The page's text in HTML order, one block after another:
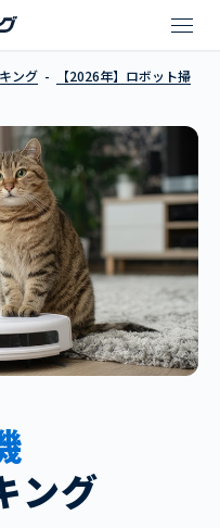
ング
【2026年】ロボット掃
ング